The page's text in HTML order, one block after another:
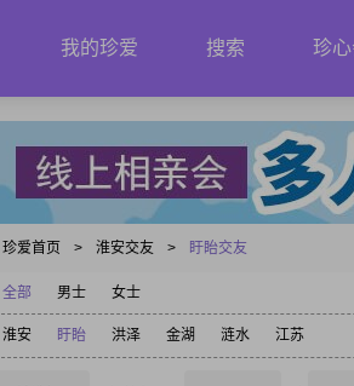
我的珍爱 搜索 珍
珍爱首页 > 淮安交友 > 盱眙交友
全部 男士 女士
淮安 盱眙 洪泽 金湖 涟水 江苏